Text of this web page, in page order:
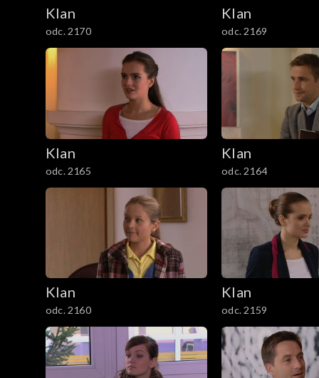
2001–2100
1901–2000
1801–1900
1701–1800
1601–1700
1501–1600
1401–1500
1301–1400
1101–1200
Klan
odc. 2170
Klan
odc. 2169
Klan
odc. 2165
Klan
odc. 2164
Klan
odc. 2160
Klan
odc. 2159